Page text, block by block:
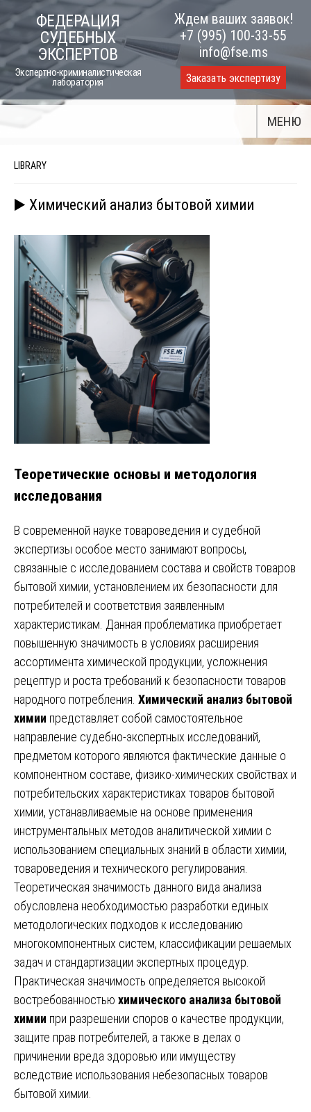
to
content
ФЕДЕРАЦИЯ
СУДЕБНЫХ
ЭКСПЕРТОВ
Экспертно-криминалистическая
лаборатория
Ждем ваших заявок!
+7 (995) 100-33-55
info@fse.ms
Заказать экспертизу
МЕНЮ
LIBRARY
▶️ Химический анализ бытовой химии
Теоретические основы и методология
исследования
В современной науке товароведения и судебной
экспертизы особое место занимают вопросы,
связанные с исследованием состава и свойств товаров
бытовой химии, установлением их безопасности для
потребителей и соответствия заявленным
характеристикам. Данная проблематика приобретает
повышенную значимость в условиях расширения
ассортимента химической продукции, усложнения
рецептур и роста требований к безопасности товаров
народного потребления. Химический анализ бытовой
химии представляет собой самостоятельное
направление судебно-экспертных исследований,
предметом которого являются фактические данные о
компонентном составе, физико-химических свойствах и
потребительских характеристиках товаров бытовой
химии, устанавливаемые на основе применения
инструментальных методов аналитической химии с
использованием специальных знаний в области химии,
товароведения и технического регулирования.
Теоретическая значимость данного вида анализа
обусловлена необходимостью разработки единых
методологических подходов к исследованию
многокомпонентных систем, классификации решаемых
задач и стандартизации экспертных процедур.
Практическая значимость определяется высокой
востребованностью химического анализа бытовой
химии при разрешении споров о качестве продукции,
защите прав потребителей, а также в делах о
причинении вреда здоровью или имуществу
вследствие использования небезопасных товаров
бытовой химии.